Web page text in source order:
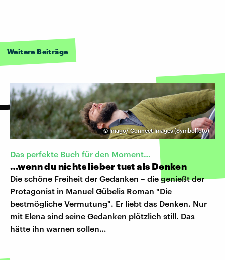
Weitere Beiträge
©Imago/ Connect Images (Symbolfoto)
Das perfekte Buch für den Moment…
…wenn du nichts lieber tust als Denken
Die schöne Freiheit der Gedanken – die genießt der
Protagonist in Manuel Gübelis Roman "Die
bestmögliche Vermutung". Er liebt das Denken. Nur
mit Elena sind seine Gedanken plötzlich still. Das
hätte ihn warnen sollen…